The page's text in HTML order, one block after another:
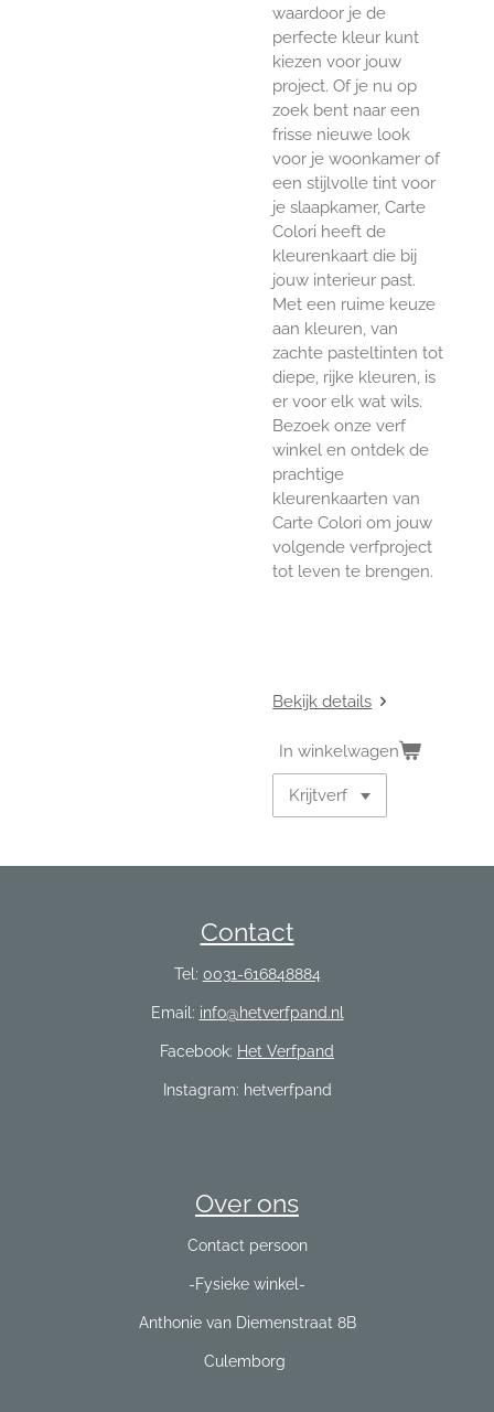
waardoor je de
perfecte kleur kunt
kiezen voor jouw
project. Of je nu op
zoek bent naar een
frisse nieuwe look
voor je woonkamer of
een stijlvolle tint voor
je slaapkamer, Carte
Colori heeft de
kleurenkaart die bij
jouw interieur past.
Met een ruime keuze
aan kleuren, van
zachte pasteltinten tot
diepe, rijke kleuren, is
er voor elk wat wils.
Bezoek onze verf
winkel en ontdek de
prachtige
kleurenkaarten van
Carte Colori om jouw
volgende verfproject
tot leven te brengen.
Bekijk details
In winkelwagen
Contact
Tel: 0031-616848884
Email: info@hetverfpand.nl
Facebook: Het Verfpand
Instagram: hetverfpand
Over ons
Contact persoon
-Fysieke winkel-
Anthonie van Diemenstraat 8B
Culemborg